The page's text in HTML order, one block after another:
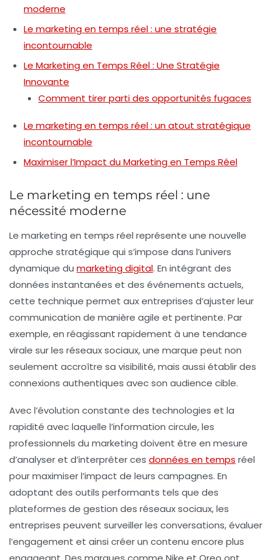
moderne
Le marketing en temps réel : une stratégie
incontournable
Le Marketing en Temps Réel : Une Stratégie
Innovante
Comment tirer parti des opportunités fugaces
Le marketing en temps réel : un atout stratégique
incontournable
Maximiser l’Impact du Marketing en Temps Réel
Le marketing en temps réel : une
nécessité moderne
Le marketing en temps réel représente une nouvelle
approche stratégique qui s’impose dans l’univers
dynamique du marketing digital. En intégrant des
données instantanées et des événements actuels,
cette technique permet aux entreprises d’ajuster leur
communication de manière agile et pertinente. Par
exemple, en réagissant rapidement à une tendance
virale sur les réseaux sociaux, une marque peut non
seulement accroître sa visibilité, mais aussi établir des
connexions authentiques avec son audience cible.
Avec l’évolution constante des technologies et la
rapidité avec laquelle l’information circule, les
professionnels du marketing doivent être en mesure
d’analyser et d’interpréter ces données en temps réel
pour maximiser l’impact de leurs campagnes. En
adoptant des outils performants tels que des
plateformes de gestion des réseaux sociaux, les
entreprises peuvent surveiller les conversations, évaluer
l’engagement et ainsi créer un contenu encore plus